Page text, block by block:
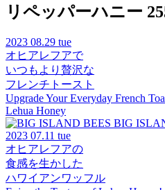
リペッパーハニー
2023 08.29 tue
オヒアレフアで
いつもより贅沢な
フレンチトースト
Upgrade Your Everyday French
Lehua Honey
BIG
2023 07.11 tue
オヒアレフアの
食感を生かした
ハワイアンワッフル